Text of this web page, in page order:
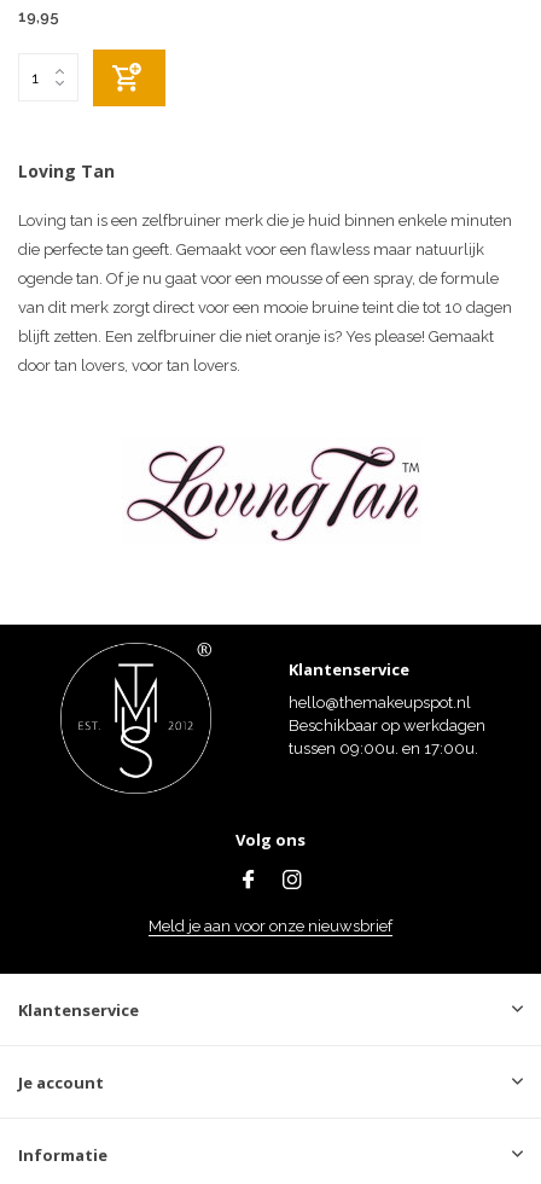
19,95
Loving Tan
Loving tan is een zelfbruiner merk die je huid binnen enkele minuten
die perfecte tan geeft. Gemaakt voor een flawless maar natuurlijk
ogende tan. Of je nu gaat voor een mousse of een spray, de formule
van dit merk zorgt direct voor een mooie bruine teint die tot 10 dagen
blijft zetten. Een zelfbruiner die niet oranje is? Yes please! Gemaakt
door tan lovers, voor tan lovers.
Klantenservice
hello@themakeupspot.nl
Beschikbaar op werkdagen
tussen 09:00u. en 17:00u.
Volg ons
Meld je aan voor onze nieuwsbrief
Klantenservice
Je account
Informatie